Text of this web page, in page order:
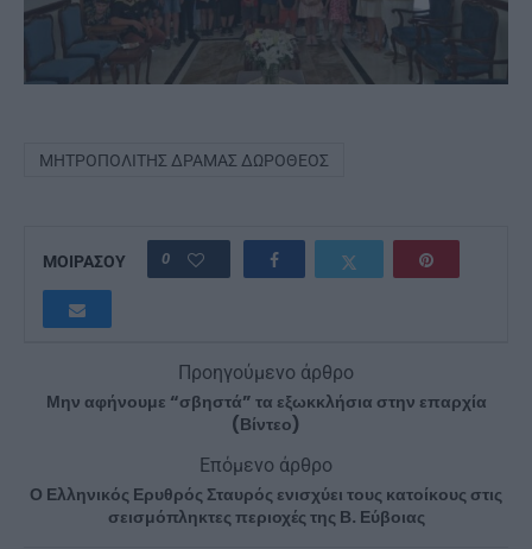
ΜΗΤΡΟΠΟΛΊΤΗΣ ΔΡΆΜΑΣ ΔΩΡΌΘΕΟΣ
ΜΟΙΡΑΣΟΥ 0
Προηγούμενο άρθρο
Μην αφήνουμε “σβηστά” τα εξωκκλήσια στην επαρχία
(Βίντεο)
Επόμενο άρθρο
Ο Ελληνικός Ερυθρός Σταυρός ενισχύει τους κατοίκους στις
σεισμόπληκτες περιοχές της Β. Εύβοιας